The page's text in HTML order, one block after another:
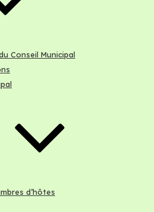
Conseil Municipal
d’hôtes